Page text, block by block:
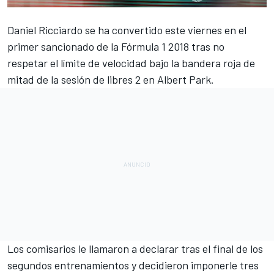
Daniel Ricciardo se ha convertido este viernes en el
primer sancionado de la Fórmula 1 2018 tras no
respetar el límite de velocidad bajo la bandera roja de
mitad de la sesión de libres 2 en Albert Park.
Los comisarios le llamaron a declarar tras el final de los
segundos entrenamientos y decidieron imponerle tres